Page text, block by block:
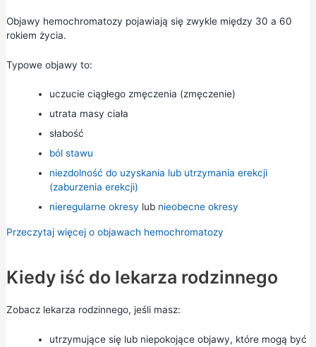
Objawy hemochromatozy pojawiają się zwykle między 30 a 60
rokiem życia.
Typowe objawy to:
uczucie ciągłego zmęczenia (zmęczenie)
utrata masy ciała
słabość
ból stawu
niezdolność do uzyskania lub utrzymania erekcji
(zaburzenia erekcji)
nieregularne okresy lub nieobecne okresy
Przeczytaj więcej o objawach hemochromatozy
Kiedy iść do lekarza rodzinnego
Zobacz lekarza rodzinnego, jeśli masz:
utrzymujące się lub niepokojące objawy, które mogą być